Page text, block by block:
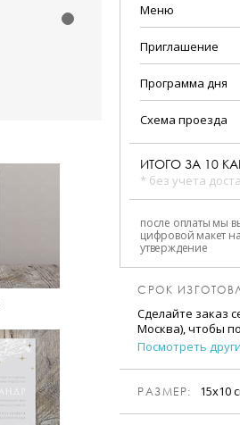
Меню
Приглашение
Программа дня
Схема проезда
ИТОГО ЗА 10
* без учета
после оплаты мы
цифровой макет на
утверждение
СРОК
Сделайте заказ
Москва), чтобы
Посмотреть
РАЗМЕР: 15х10